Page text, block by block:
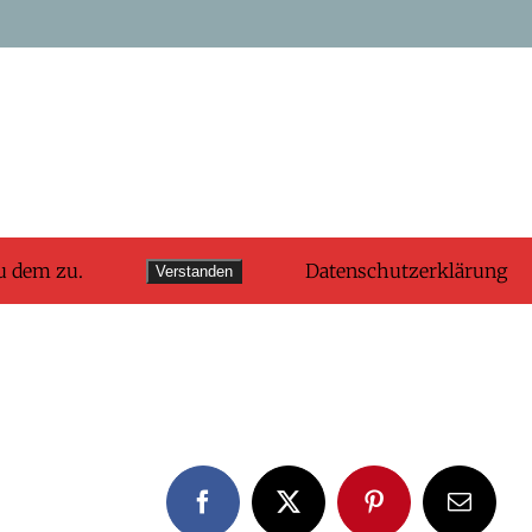
FacebookX PinterestE-
dem zu. Verstanden Datenschutzerklärung